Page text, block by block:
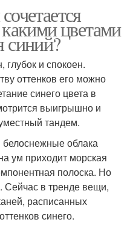
цветами
синий?
и спокоен.
оттенков его можно
синего цвета в
выигрышно и
тандем.
белоснежные облака
ум приходит морская
полоска. Но
Сейчас в тренде вещи,
расписанных
синего.